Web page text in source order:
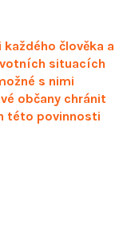
člověka a
situacích
s nimi
občany chránit
této povinnosti